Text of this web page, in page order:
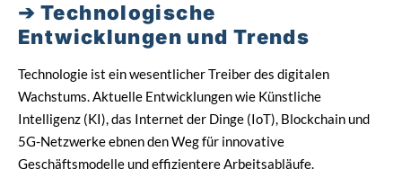
Technologische
Entwicklungen und Trends
Technologie ist ein wesentlicher Treiber des digitalen
Wachstums. Aktuelle Entwicklungen wie Künstliche
Intelligenz (KI), das Internet der Dinge (IoT), Blockchain und
5G-Netzwerke ebnen den Weg für innovative
Geschäftsmodelle und effizientere Arbeitsabläufe.